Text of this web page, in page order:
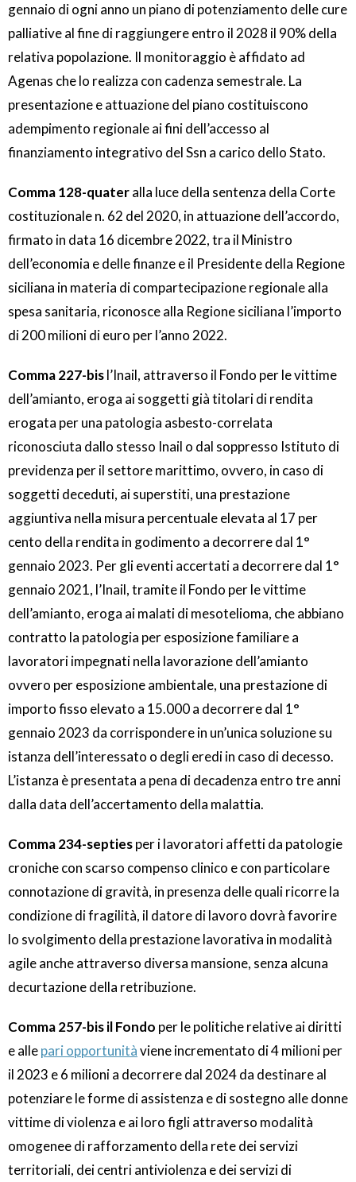
gennaio di ogni anno un piano di potenziamento delle cure
palliative al fine di raggiungere entro il 2028 il 90% della
relativa popolazione. Il monitoraggio è affidato ad
Agenas che lo realizza con cadenza semestrale. La
presentazione e attuazione del piano costituiscono
adempimento regionale ai fini dell’accesso al
finanziamento integrativo del Ssn a carico dello Stato.
Comma 128-quateralla luce della sentenza della Corte
costituzionale n. 62 del 2020, in attuazione dell’accordo,
firmato in data 16 dicembre 2022, tra il Ministro
dell’economia e delle finanze e il Presidente della Regione
siciliana in materia di compartecipazione regionale alla
spesa sanitaria, riconosce alla Regione siciliana l’importo
di 200 milioni di euro per l’anno 2022.
Comma 227-bisl’Inail, attraverso il Fondo per le vittime
dell’amianto, eroga ai soggetti già titolari di rendita
erogata per una patologia asbesto-correlata
riconosciuta dallo stesso Inail o dal soppresso Istituto di
previdenza per il settore marittimo, ovvero, in caso di
soggetti deceduti, ai superstiti, una prestazione
aggiuntiva nella misura percentuale elevata al 17 per
cento della rendita in godimento a decorrere dal 1°
gennaio 2023. Per gli eventi accertati a decorrere dal 1°
gennaio 2021, l’Inail, tramite il Fondo per le vittime
dell’amianto, eroga ai malati di mesotelioma, che abbiano
contratto la patologia per esposizione familiare a
lavoratori impegnati nella lavorazione dell’amianto
ovvero per esposizione ambientale, una prestazione di
importo fisso elevato a 15.000 a decorrere dal 1°
gennaio 2023 da corrispondere in un’unica soluzione su
istanza dell’interessato o degli eredi in caso di decesso.
L’istanza è presentata a pena di decadenza entro tre anni
dalla data dell’accertamento della malattia.
Comma 234-septiesper i lavoratori affetti da patologie
croniche con scarso compenso clinico e con particolare
connotazione di gravità, in presenza delle quali ricorre la
condizione di fragilità, il datore di lavoro dovrà favorire
lo svolgimento della prestazione lavorativa in modalità
agile anche attraverso diversa mansione, senza alcuna
decurtazione della retribuzione.
Comma 257-bis il Fondo per le politiche relative ai diritti
e allepari opportunitàviene incrementato di 4 milioni per
il 2023 e 6 milioni a decorrere dal 2024 da destinare al
potenziare le forme di assistenza e di sostegno alle donne
vittime di violenza e ai loro figli attraverso modalità
omogenee di rafforzamento della rete dei servizi
territoriali, dei centri antiviolenza e dei servizi di